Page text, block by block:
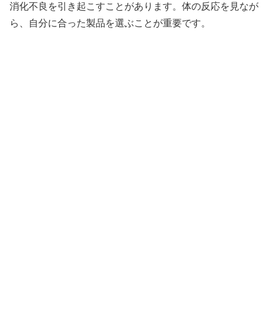
消化不良を引き起こすことがあります。体の反応を見なが
ら、自分に合った製品を選ぶことが重要です。